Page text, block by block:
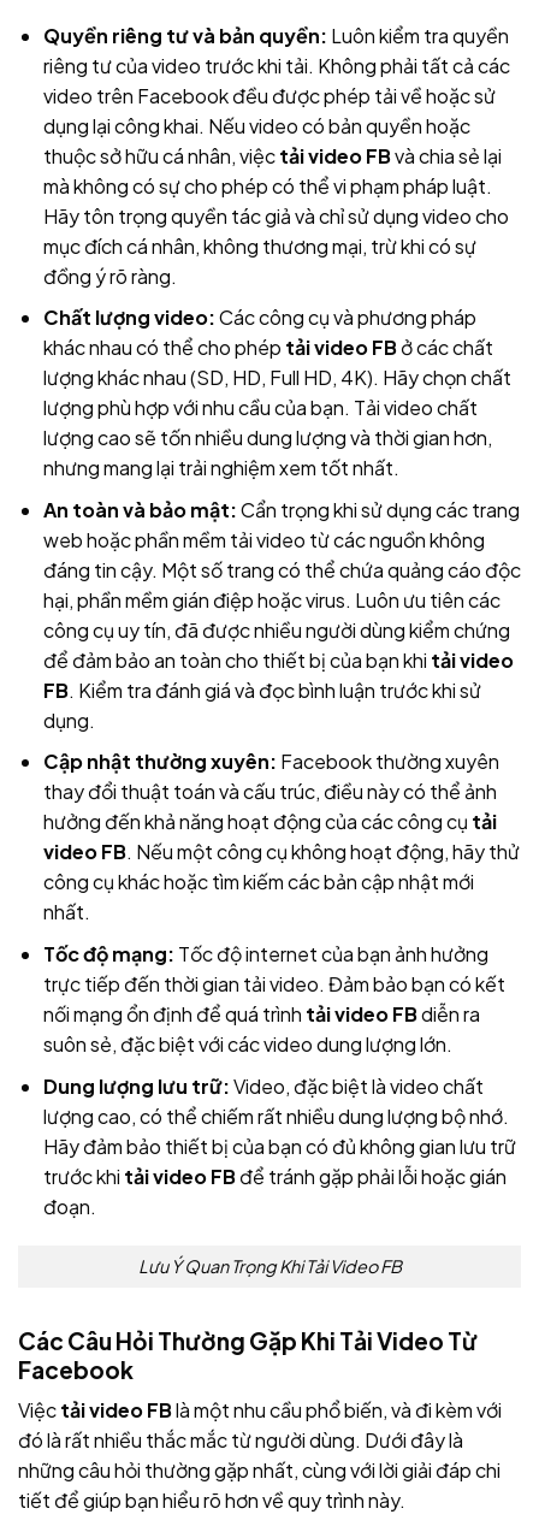
Quyền riêng tư và bản quyền: Luôn kiểm tra quyền
riêng tư của video trước khi tải. Không phải tất cả các
video trên Facebook đều được phép tải về hoặc sử
dụng lại công khai. Nếu video có bản quyền hoặc
thuộc sở hữu cá nhân, việctải video FBvà chia sẻ lại
mà không có sự cho phép có thể vi phạm pháp luật.
Hãy tôn trọng quyền tác giả và chỉ sử dụng video cho
mục đích cá nhân, không thương mại, trừ khi có sự
đồng ý rõ ràng.
Chất lượng video:Các công cụ và phương pháp
khác nhau có thể cho phép tải video FBở các chất
lượng khác nhau (SD, HD, Full HD, 4K). Hãy chọn chất
lượng phù hợp với nhu cầu của bạn. Tải video chất
lượng cao sẽ tốn nhiều dung lượng và thời gian hơn,
nhưng mang lại trải nghiệm xem tốt nhất.
An toàn và bảo mật:Cẩn trọng khi sử dụng các trang
web hoặc phần mềm tải video từ các nguồn không
đáng tin cậy. Một số trang có thể chứa quảng cáo độc
hại, phần mềm gián điệp hoặc virus. Luôn ưu tiên các
công cụ uy tín, đã được nhiều người dùng kiểm chứng
để đảm bảo an toàn cho thiết bị của bạn khi tải video
FB. Kiểm tra đánh giá và đọc bình luận trước khi sử
dụng.
Cập nhật thường xuyên: Facebook thường xuyên
thay đổi thuật toán và cấu trúc, điều này có thể ảnh
hưởng đến khả năng hoạt động của các công cụ tải
video FB. Nếu một công cụ không hoạt động, hãy thử
công cụ khác hoặc tìm kiếm các bản cập nhật mới
nhất.
Tốc độ mạng: Tốc độ internet của bạn ảnh hưởng
trực tiếp đến thời gian tải video. Đảm bảo bạn có kết
nối mạng ổn định để quá trình tải video FBdiễn ra
suôn sẻ, đặc biệt với các video dung lượng lớn.
Dung lượng lưu trữ:Video, đặc biệt là video chất
lượng cao, có thể chiếm rất nhiều dung lượng bộ nhớ.
Hãy đảm bảo thiết bị của bạn có đủ không gian lưu trữ
trước khi tải video FBđể tránh gặp phải lỗi hoặc gián
đoạn.
Lưu Ý Quan Trọng Khi Tải Video FB
Các Câu Hỏi Thường Gặp Khi Tải Video Từ
Facebook
Việctải video FBlà một nhu cầu phổ biến, và đi kèm với
đó là rất nhiều thắc mắc từ người dùng. Dưới đây là
những câu hỏi thường gặp nhất, cùng với lời giải đáp chi
tiết để giúp bạn hiểu rõ hơn về quy trình này.